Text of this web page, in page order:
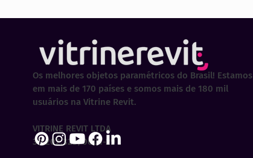
Os melhores objetos paramétricos do Brasil! Estamos
em mais de 170 países e somos mais de 180 mil
usuários na Vitrine Revit.
VITRINE REVIT LTDA
30.202.323/0001-29